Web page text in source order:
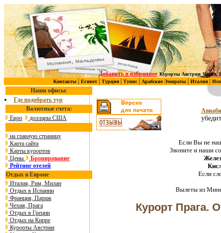
Добавить в избранное Курорты Австрии Чехия,
Контакты
Египет| Турция| Тунис| Арабские Эмираты| Италия|
Наши офисы:
Где подобрать тур
Валютные счета:
Евро
доллары США
на главную страницу
Карта сайта
Карты курортов
Цены
Бронирование
Рейтинг отелей
Отдых в Европе
Италия, Рим, Милан
Отдых в Испании
Франция, Париж
Чехия, Прага
Отдых в Греции
Отдых на Кипре
Курорты Австрии
Если Вы не
Звоните и наши
Если
Вылеты из
Курорт Прага.